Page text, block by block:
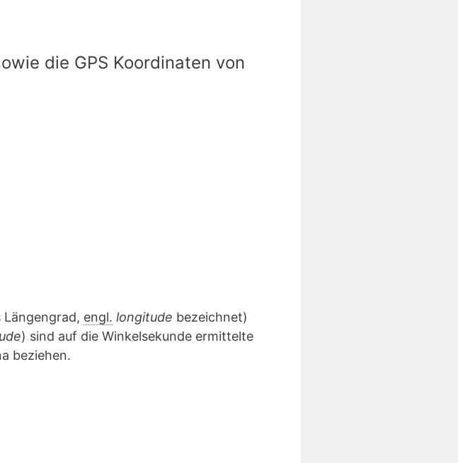
die GPS Koordinaten von
Längengrad, engl. longitude bezeichnet)
) sind auf die Winkelsekunde ermittelte
beziehen.